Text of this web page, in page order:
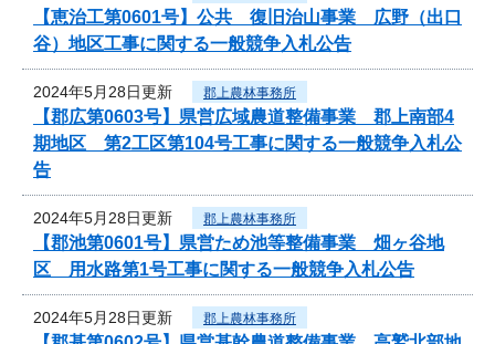
【恵治工第0601号】公共 復旧治山事業 広野（出口
谷）地区工事に関する一般競争入札公告
2024年5月28日更新 郡上農林事務所
【郡広第0603号】県営広域農道整備事業 郡上南部4
期地区 第2工区第104号工事に関する一般競争入札公
告
2024年5月28日更新 郡上農林事務所
【郡池第0601号】県営ため池等整備事業 畑ヶ谷地
区 用水路第1号工事に関する一般競争入札公告
2024年5月28日更新 郡上農林事務所